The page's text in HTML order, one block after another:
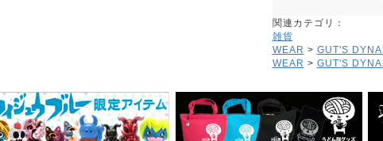
関連カテゴリ：
雑貨
WEAR > GUT'S
WEAR > GUT'S